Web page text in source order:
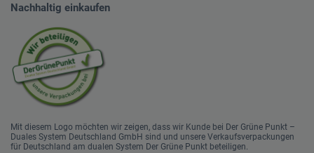
Nachhaltig einkaufen
Mit diesem Logo möchten wir zeigen, dass wir Kunde bei Der Grüne Punkt –
Duales System Deutschland GmbH sind und unsere Verkaufsverpackungen
für Deutschland am dualen System Der Grüne Punkt beteiligen.